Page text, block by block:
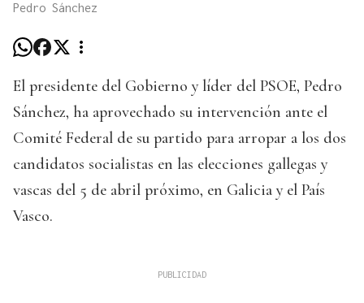
Pedro Sánchez
El presidente del Gobierno y líder del PSOE, Pedro
Sánchez, ha aprovechado su intervención ante el
Comité Federal de su partido para arropar a los dos
candidatos socialistas en las elecciones gallegas y
vascas del 5 de abril próximo, en Galicia y el País
Vasco.